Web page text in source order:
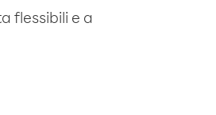
flessibili e a